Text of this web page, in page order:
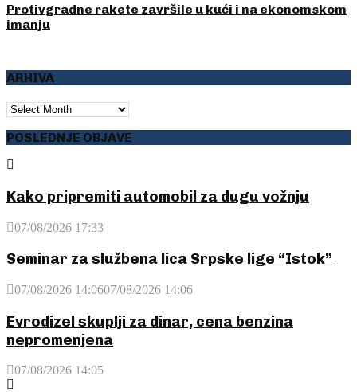
Protivgradne rakete završile u kući i na ekonomskom
imanju
ARHIVA
ARHIVA
POSLEDNJE OBJAVE
Kako pripremiti automobil za dugu vožnju
07/08/2026 17:33
Seminar za službena lica Srpske lige “Istok”
07/08/2026 14:0607/08/2026 14:06
Evrodizel skuplji za dinar, cena benzina
nepromenjena
07/08/2026 14:05